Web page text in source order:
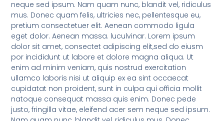
neque sed ipsum. Nam quam nunc, blandit vel, ridiculus
mus. Donec quam felis, ultricies nec, pellentesque eu,
pretium consectetuer elit. Aenean commodo ligula
eget dolor. Aenean massa. luculvinar. Lorem ipsum
dolor sit amet, consectet adipiscing elit,sed do eiusm
por incididunt ut labore et dolore magna aliqua. Ut
enim ad minim veniam, quis nostrud exercitation
ullamco laboris nisi ut aliquip ex ea sint occaecat
cupidatat non proident, sunt in culpa qui officia mollit
natoque consequat massa quis enim. Donec pede
justo, fringilla vitae, eleifend acer sem neque sed ipsum.